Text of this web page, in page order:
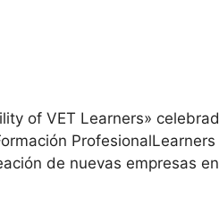
of VET Learners»
de nuevas empresas